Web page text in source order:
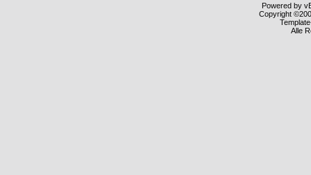
Powered by
Copyright
Alle